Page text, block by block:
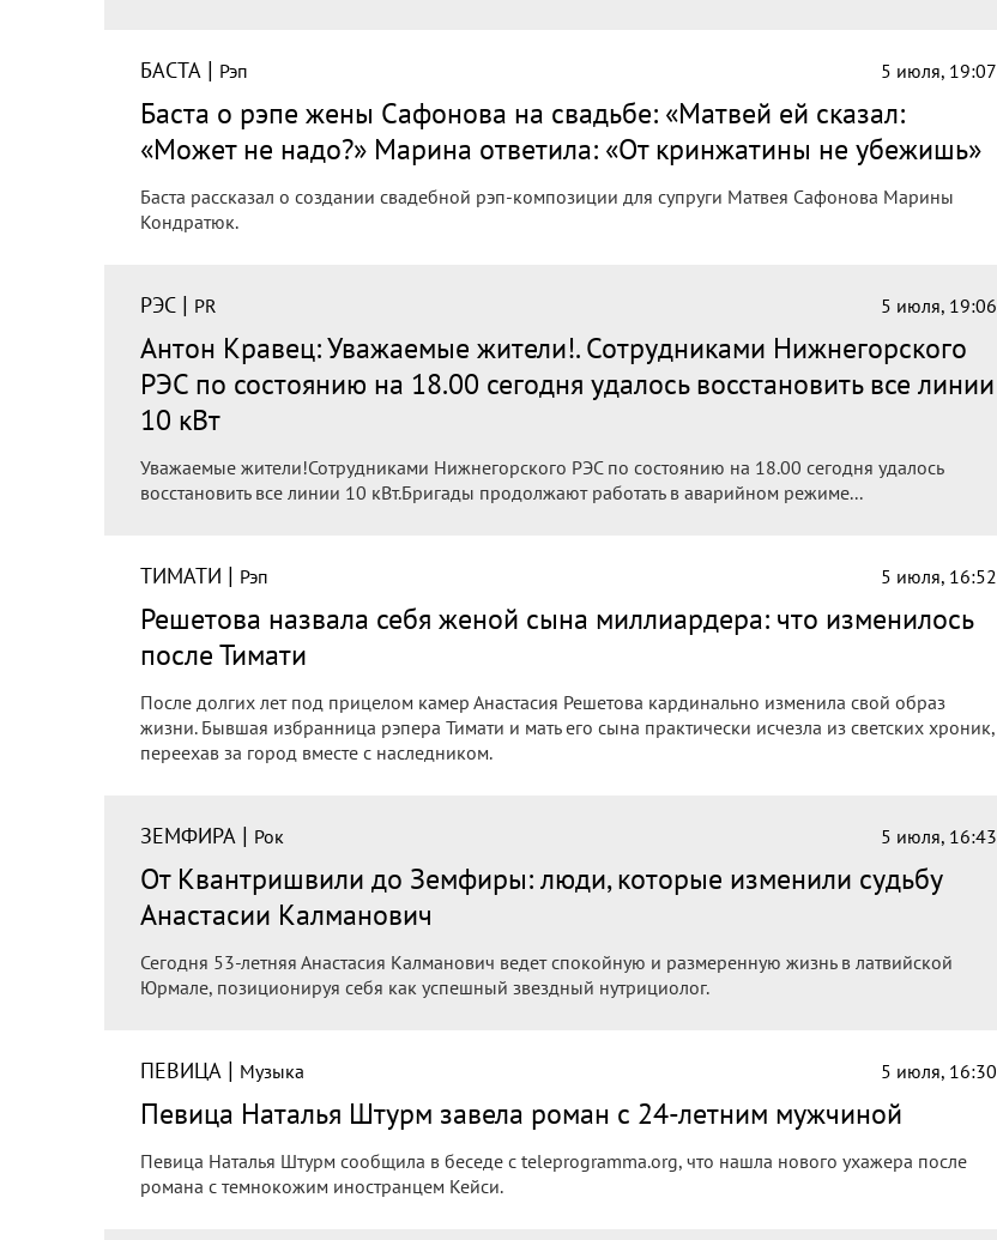
БАСТА | Рэп 5 июля, 19:07
Баста о рэпе жены Сафонова на свадьбе: «Матвей ей сказал:
«Может не надо?» Марина ответила: «От кринжатины не убежишь»
Баста рассказал о создании свадебной рэп-композиции для супруги Матвея Сафонова Марины
Кондратюк.
РЭС | PR 5 июля, 19:06
Антон Кравец: Уважаемые жители!. Сотрудниками Нижнегорского
РЭС по состоянию на 18.00 сегодня удалось восстановить все линии
10 кВт
Уважаемые жители!Сотрудниками Нижнегорского РЭС по состоянию на 18.00 сегодня удалось
восстановить все линии 10 кВт.Бригады продолжают работать в аварийном режиме...
ТИМАТИ | Рэп 5 июля, 16:52
Решетова назвала себя женой сына миллиардера: что изменилось
после Тимати
После долгих лет под прицелом камер Анастасия Решетова кардинально изменила свой образ
жизни. Бывшая избранница рэпера Тимати и мать его сына практически исчезла из светских хроник,
переехав за город вместе с наследником.
ЗЕМФИРА | Рок 5 июля, 16:43
От Квантришвили до Земфиры: люди, которые изменили судьбу
Анастасии Калманович
Сегодня 53-летняя Анастасия Калманович ведет спокойную и размеренную жизнь в латвийской
Юрмале, позиционируя себя как успешный звездный нутрициолог.
ПЕВИЦА | Музыка 5 июля, 16:30
Певица Наталья Штурм завела роман с 24-летним мужчиной
Певица Наталья Штурм сообщила в беседе с teleprogramma.org, что нашла нового ухажера после
романа с темнокожим иностранцем Кейси.